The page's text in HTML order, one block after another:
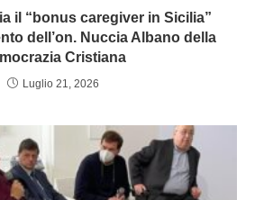
il “bonus caregiver in Sicilia”
dell’on. Nuccia Albano della
Cristiana
Luglio 21, 2026